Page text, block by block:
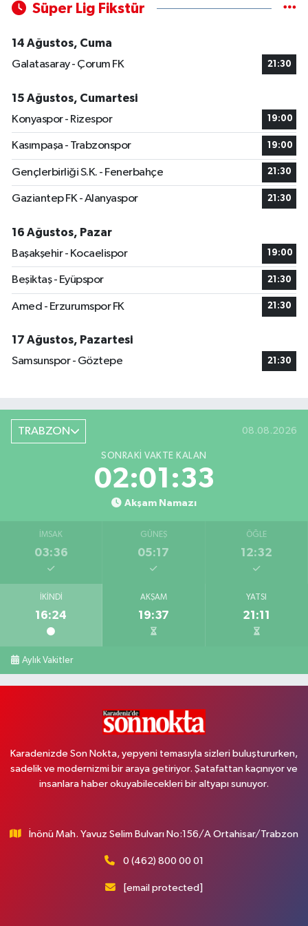
Süper Lig Fikstür
14 Ağustos, Cuma
Galatasaray - Çorum FK
21:30
15 Ağustos, Cumartesi
Konyaspor - Rizespor
19:00
Kasımpaşa - Trabzonspor 19:00
Gençlerbirliği S.K. - Fenerbahçe 21:30
Gaziantep FK - Alanyaspor 21:30
16 Ağustos, Pazar
Başakşehir - Kocaelispor
19:00
Beşiktaş - Eyüpspor 21:30
Amed - Erzurumspor FK 21:30
17 Ağustos, Pazartesi
Samsunspor - Göztepe
21:30
TRABZON 08.08.2026
SONRAKI VAKTE KALAN
02:01:32
Akşam Namazı
İMSAK
03:36
GÜNEŞ
05:17
ÖĞLE
12:32
İKINDI
16:24
AKŞAM
19:37
YATSI
21:11
Aylık Vakitler
Karadenizde Son Nokta, yepyeni temasıyla sizleri buluştururken,
sadelik ve modernizmi bir araya getiriyor. Şatafattan kaçınıyor ve
insanlara haber okuyabilecekleri bir altyapı sunuyor.
İnönü Mah. Yavuz Selim Bulvarı No:156/A Ortahisar/Trabzon
0 (462) 800 00 01
[email protected]